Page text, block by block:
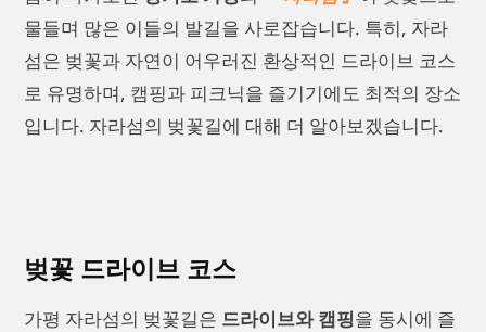
물들며 많은 이들의 발길을 사로잡습니다. 특히, 자라
섬은 벚꽃과 자연이 어우러진 환상적인 드라이브 코스
로 유명하며, 캠핑과 피크닉을 즐기기에도 최적의 장소
입니다. 자라섬의 벚꽃길에 대해 더 알아보겠습니다.
벚꽃 드라이브 코스
가평 자라섬의 벚꽃길은 드라이브와 캠핑을 동시에 즐